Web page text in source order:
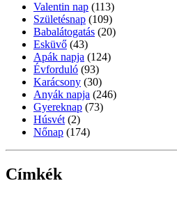
Valentin nap (113)
Születésnap (109)
Babalátogatás (20)
Esküvő (43)
Apák napja (124)
Évforduló (93)
Karácsony (30)
Anyák napja (246)
Gyereknap (73)
Húsvét (2)
Nőnap (174)
Címkék